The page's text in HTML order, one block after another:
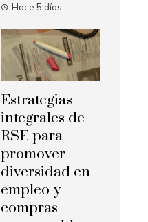
Hace 5 días
Estrategias
integrales de
RSE para
promover
diversidad en
empleo y
compras